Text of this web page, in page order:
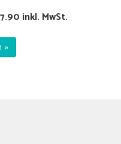
inkl. MwSt.
»